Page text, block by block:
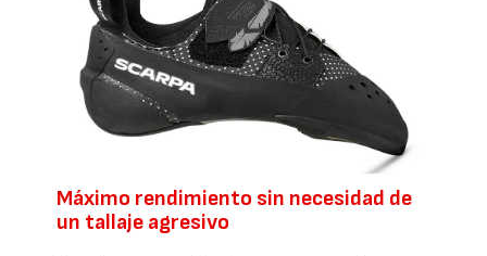
Máximo rendimiento sin necesidad de
un tallaje agresivo